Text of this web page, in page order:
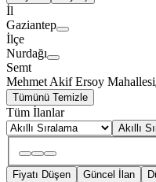
İl
Gaziantep
İlçe
Nurdağı
Semt
Mehmet Akif Ersoy Mahallesi
Tümünü Temizle
Tüm İlanlar
Akıllı
Fiyatı Düşen Güncel İlan